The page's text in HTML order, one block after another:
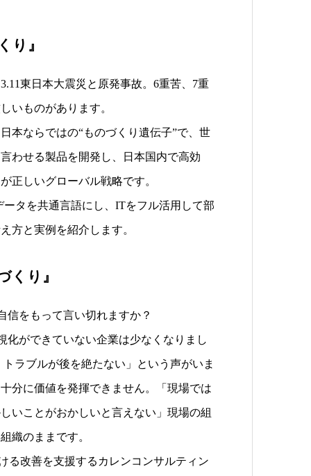
り』
東日本大震災と原発事故。6重苦、7重
いものがあります。
本ならではの“ものづくり遺伝子”で、世
わせる製品を開発し、日本国内で高効
正しいグローバル戦略です。
タを共通言語にし、ITをフル活用して部
方と実例を紹介します。
くり』
信をもって言い切れますか？
化ができていない企業は少なくなりまし
ラブルが後を絶たない」という声がいま
分に価値を発揮できません。「現場では
いことがおかしいと言えない」現場の組
織のままです。
る改善を支援するカレンコンサルティン